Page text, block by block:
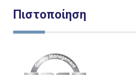
Πιστοποίηση